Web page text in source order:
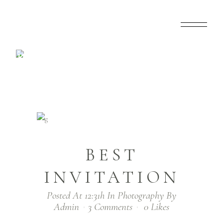
BEST
BEST
INVITATION
Posted At 12:31h In Photography By
Admin
3 Comments 0 Likes